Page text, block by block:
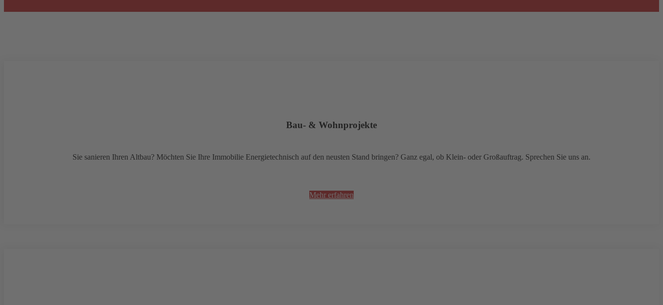
Bau- & Wohnprojekte
Sie sanieren Ihren Altbau? Möchten Sie Ihre Immobilie Energietechnisch auf den neusten Stand bringen? Ganz egal, ob Klein- oder Großauftrag. Sprechen Sie uns an.
Mehr erfahren